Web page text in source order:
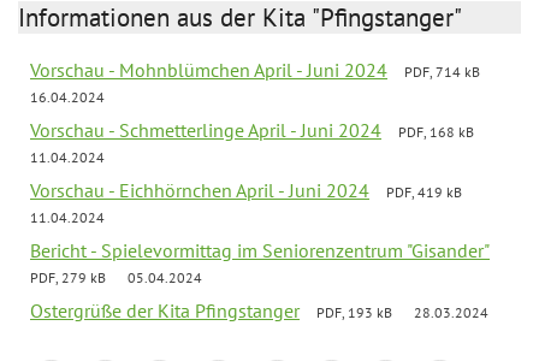
Informationen aus der Kita "Pfingstanger"
Vorschau - Mohnblümchen April - Juni 2024
PDF, 714 kB
16.04.2024
Vorschau - Schmetterlinge April - Juni 2024
PDF, 168 kB
11.04.2024
Vorschau - Eichhörnchen April - Juni 2024
PDF, 419 kB
11.04.2024
Bericht - Spielevormittag im Seniorenzentrum "Gisander"
PDF, 279 kB 05.04.2024
Ostergrüße der Kita Pfingstanger PDF, 193 kB 28.03.2024